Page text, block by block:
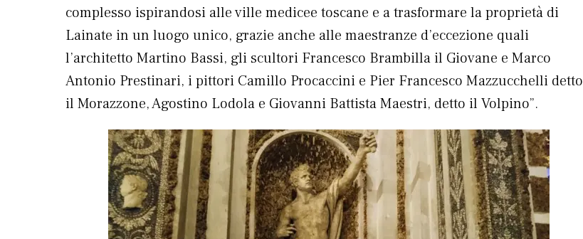
complesso ispirandosi alle ville medicee toscane e a trasformare la proprietà di
Lainate in un luogo unico, grazie anche alle maestranze d’eccezione quali
l’architetto Martino Bassi, gli scultori Francesco Brambilla il Giovane e Marco
Antonio Prestinari, i pittori Camillo Procaccini e Pier Francesco Mazzucchelli detto
il Morazzone, Agostino Lodola e Giovanni Battista Maestri, detto il Volpino”.